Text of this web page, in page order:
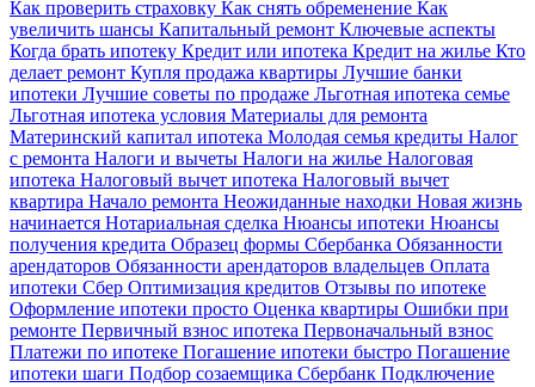
Как проверить страховку Как снять обременение Как
увеличить шансы Капитальный ремонт Ключевые аспекты
Когда брать ипотеку Кредит или ипотека Кредит на жилье Кто
делает ремонт Купля продажа квартиры Лучшие банки
ипотеки Лучшие советы по продаже Льготная ипотека семье
Льготная ипотека условия Материалы для ремонта
Материнский капитал ипотека Молодая семья кредиты Налог
с ремонта Налоги и вычеты Налоги на жилье Налоговая
ипотека Налоговый вычет ипотека Налоговый вычет
квартира Начало ремонта Неожиданные находки Новая жизнь
начинается Нотариальная сделка Нюансы ипотеки Нюансы
получения кредита Образец формы Сбербанка Обязанности
арендаторов Обязанности арендаторов владельцев Оплата
ипотеки Сбер Оптимизация кредитов Отзывы по ипотеке
Оформление ипотеки просто Оценка квартиры Ошибки при
ремонте Первичный взнос ипотека Первоначальный взнос
Платежи по ипотеке Погашение ипотеки быстро Погашение
ипотеки шаги Подбор созаемщика Сбербанк Подключение